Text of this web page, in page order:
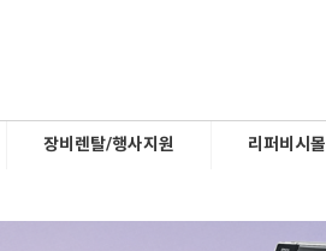
장비렌탈/행사지원 리퍼비시몰